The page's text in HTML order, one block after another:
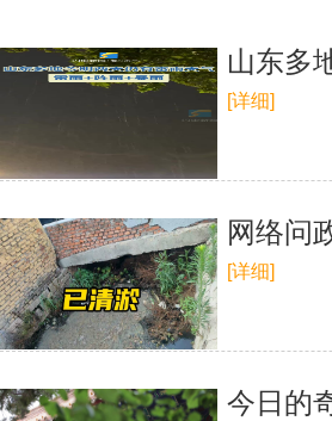
山东多
[详细]
网络问
[详细]
今日的